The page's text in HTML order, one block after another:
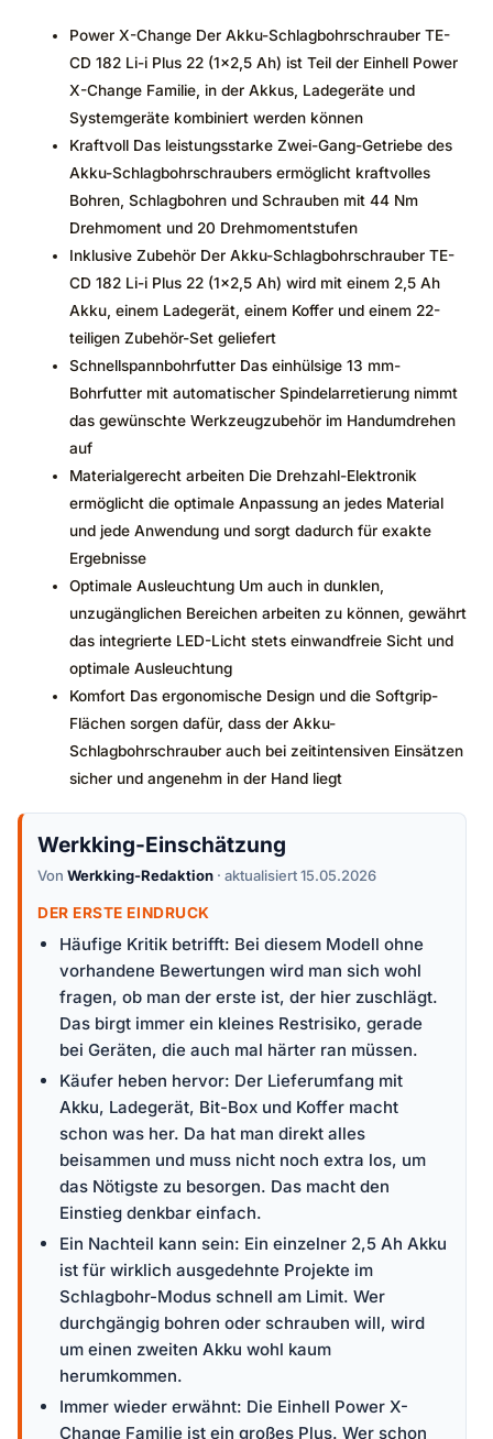
Power X-Change Der Akku-Schlagbohrschrauber TE-
CD 182 Li-i Plus 22 (1×2,5 Ah) ist Teil der Einhell Power
X-Change Familie, in der Akkus, Ladegeräte und
Systemgeräte kombiniert werden können
Kraftvoll Das leistungsstarke Zwei-Gang-Getriebe des
Akku-Schlagbohrschraubers ermöglicht kraftvolles
Bohren, Schlagbohren und Schrauben mit 44 Nm
Drehmoment und 20 Drehmomentstufen
Inklusive Zubehör Der Akku-Schlagbohrschrauber TE-
CD 182 Li-i Plus 22 (1×2,5 Ah) wird mit einem 2,5 Ah
Akku, einem Ladegerät, einem Koffer und einem 22-
teiligen Zubehör-Set geliefert
Schnellspannbohrfutter Das einhülsige 13 mm-
Bohrfutter mit automatischer Spindelarretierung nimmt
das gewünschte Werkzeugzubehör im Handumdrehen
auf
Materialgerecht arbeiten Die Drehzahl-Elektronik
ermöglicht die optimale Anpassung an jedes Material
und jede Anwendung und sorgt dadurch für exakte
Ergebnisse
Optimale Ausleuchtung Um auch in dunklen,
unzugänglichen Bereichen arbeiten zu können, gewährt
das integrierte LED-Licht stets einwandfreie Sicht und
optimale Ausleuchtung
Komfort Das ergonomische Design und die Softgrip-
Flächen sorgen dafür, dass der Akku-
Schlagbohrschrauber auch bei zeitintensiven Einsätzen
sicher und angenehm in der Hand liegt
Werkking-Einschätzung
Von Werkking-Redaktion · aktualisiert 15.05.2026
DER ERSTE EINDRUCK
Häufige Kritik betrifft: Bei diesem Modell ohne
vorhandene Bewertungen wird man sich wohl
fragen, ob man der erste ist, der hier zuschlägt.
Das birgt immer ein kleines Restrisiko, gerade
bei Geräten, die auch mal härter ran müssen.
Käufer heben hervor: Der Lieferumfang mit
Akku, Ladegerät, Bit-Box und Koffer macht
schon was her. Da hat man direkt alles
beisammen und muss nicht noch extra los, um
das Nötigste zu besorgen. Das macht den
Einstieg denkbar einfach.
Ein Nachteil kann sein: Ein einzelner 2,5 Ah Akku
ist für wirklich ausgedehnte Projekte im
Schlagbohr-Modus schnell am Limit. Wer
durchgängig bohren oder schrauben will, wird
um einen zweiten Akku wohl kaum
herumkommen.
Immer wieder erwähnt: Die Einhell Power X-
Change Familie ist ein großes Plus. Wer schon